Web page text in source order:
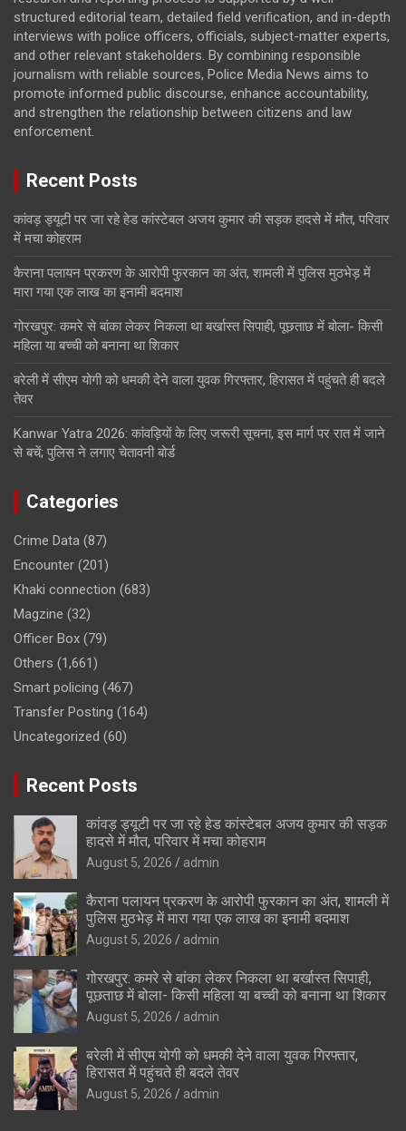
structured editorial team, detailed field verification, and in-depth
interviews with police officers, officials, subject-matter experts,
and other relevant stakeholders. By combining responsible
journalism with reliable sources, Police Media News aims to
promote informed public discourse, enhance accountability,
and strengthen the relationship between citizens and law
enforcement.
Recent Posts
कांवड़ ड्यूटी पर जा रहे हेड कांस्टेबल अजय कुमार की सड़क हादसे में मौत, परिवार
में मचा कोहराम
कैराना पलायन प्रकरण के आरोपी फुरकान का अंत, शामली में पुलिस मुठभेड़ में
मारा गया एक लाख का इनामी बदमाश
गोरखपुर: कमरे से बांका लेकर निकला था बर्खास्त सिपाही, पूछताछ में बोला- किसी
महिला या बच्ची को बनाना था शिकार
बरेली में सीएम योगी को धमकी देने वाला युवक गिरफ्तार, हिरासत में पहुंचते ही बदले
तेवर
Kanwar Yatra 2026: कांवड़ियों के लिए जरूरी सूचना, इस मार्ग पर रात में जाने
से बचें; पुलिस ने लगाए चेतावनी बोर्ड
Categories
Crime Data (87)
Encounter (201)
Khaki connection (683)
Magzine (32)
Officer Box (79)
Others (1,661)
Smart policing (467)
Transfer Posting (164)
Uncategorized (60)
Recent Posts
कांवड़ ड्यूटी पर जा रहे हेड कांस्टेबल अजय कुमार की सड़क
हादसे में मौत, परिवार में मचा कोहराम
August 5, 2026 admin
कैराना पलायन प्रकरण के आरोपी फुरकान का अंत, शामली में
पुलिस मुठभेड़ में मारा गया एक लाख का इनामी बदमाश
August 5, 2026 admin
गोरखपुर: कमरे से बांका लेकर निकला था बर्खास्त सिपाही,
पूछताछ में बोला- किसी महिला या बच्ची को बनाना था शिकार
August 5, 2026 admin
बरेली में सीएम योगी को धमकी देने वाला युवक गिरफ्तार,
हिरासत में पहुंचते ही बदले तेवर
August 5, 2026 admin